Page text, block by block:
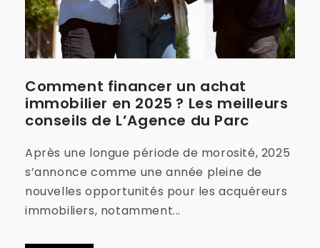
Comment financer un achat
immobilier en 2025 ? Les meilleurs
conseils de L’Agence du Parc
Après une longue période de morosité, 2025
s’annonce comme une année pleine de
nouvelles opportunités pour les acquéreurs
immobiliers, notamment...